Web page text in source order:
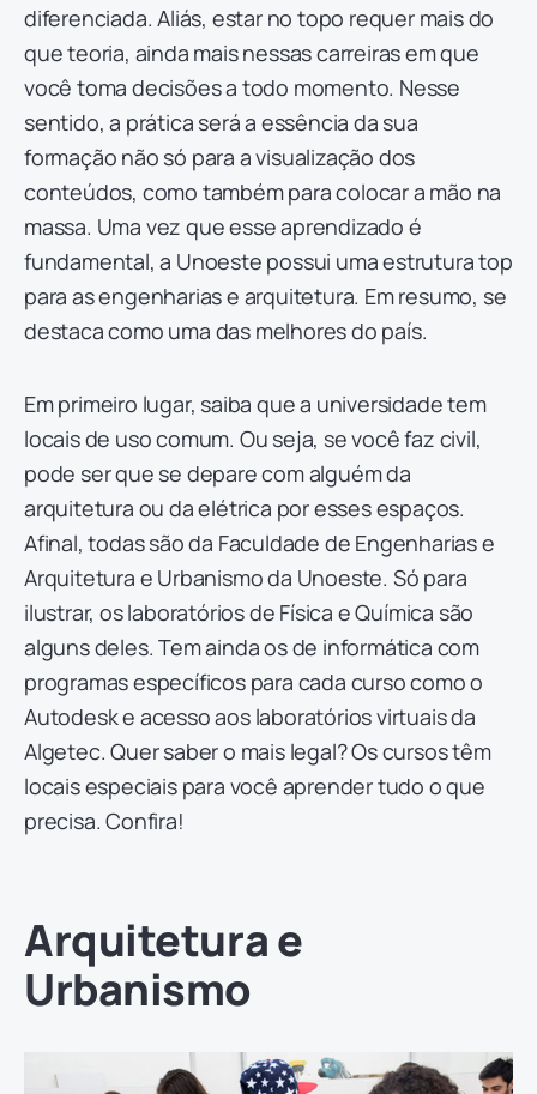
diferenciada. Aliás, estar no topo requer mais do
que teoria, ainda mais nessas carreiras em que
você toma decisões a todo momento. Nesse
sentido, a prática será a essência da sua
formação não só para a visualização dos
conteúdos, como também para colocar a mão na
massa. Uma vez que esse aprendizado é
fundamental, a Unoeste possui uma estrutura top
para as engenharias e arquitetura. Em resumo, se
destaca como uma das melhores do país.
Em primeiro lugar, saiba que a universidade tem
locais de uso comum. Ou seja, se você faz civil,
pode ser que se depare com alguém da
arquitetura ou da elétrica por esses espaços.
Afinal, todas são da Faculdade de Engenharias e
Arquitetura e Urbanismo da Unoeste. Só para
ilustrar, os laboratórios de Física e Química são
alguns deles. Tem ainda os de informática com
programas específicos para cada curso como o
Autodesk e acesso aos laboratórios virtuais da
Algetec. Quer saber o mais legal? Os cursos têm
locais especiais para você aprender tudo o que
precisa. Confira!
Arquitetura e
Urbanismo